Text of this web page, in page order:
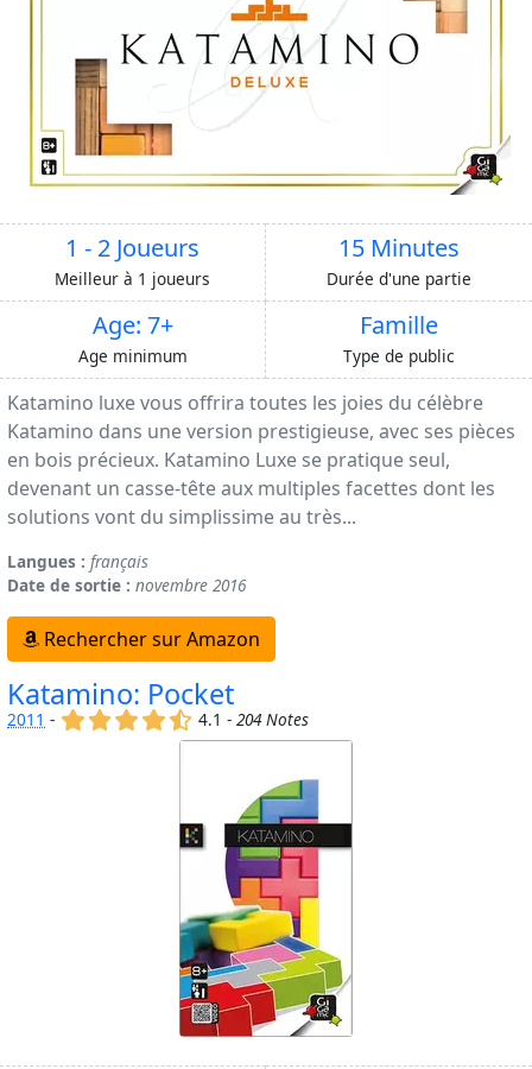
1 - 2 Joueurs
Meilleur à 1 joueurs
15 Minutes
Durée d'une partie
Age: 7+
Age minimum
Famille
Type de public
Katamino luxe vous offrira toutes les joies du célèbre
Katamino dans une version prestigieuse, avec ses pièces
en bois précieux. Katamino Luxe se pratique seul,
devenant un casse-tête aux multiples facettes dont les
solutions vont du simplissime au très...
Langues : français
Date de sortie : novembre 2016
Rechercher sur Amazon
Katamino: Pocket
2011 - (x) (x) (x) (x) (,)
4.1 -204 Notes